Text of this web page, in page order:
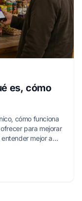
es, cómo
cómo funciona
para mejorar
mejor a